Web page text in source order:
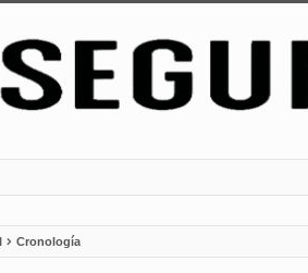
Cronología